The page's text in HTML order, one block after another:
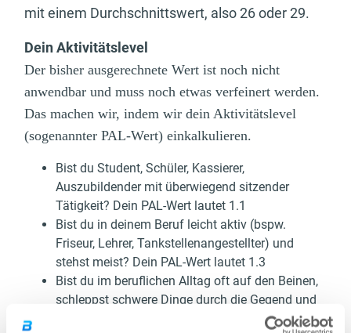
mit einem Durchschnittswert, also 26 oder 29.
Dein Aktivitätslevel
Der bisher ausgerechnete Wert ist noch nicht
anwendbar und muss noch etwas verfeinert werden.
Das machen wir, indem wir dein Aktivitätslevel
(sogenannter PAL-Wert) einkalkulieren.
Bist du Student, Schüler, Kassierer,
Auszubildender mit überwiegend sitzender
Tätigkeit? Dein PAL-Wert lautet 1.1
Bist du in deinem Beruf leicht aktiv (bspw.
Friseur, Lehrer, Tankstellenangestellter) und
stehst meist? Dein PAL-Wert lautet 1.3
Bist du im beruflichen Alltag oft auf den Beinen,
schleppst schwere Dinge durch die Gegend und
bewegst dich viel (Postbote, Bauarbeiter,